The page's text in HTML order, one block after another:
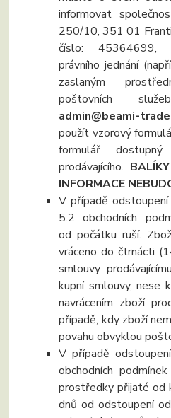
informovat
250/10, 351 01
číslo: 45364699,
právního jednání
zaslaným
poštovních
admin@beami-
použít vzorový
formulář
prodávajícího.
INFORMACE
V případě
5.2 obchodních
od počátku ruší.
vráceno do čtrnácti
smlouvy
kupní smlouvy, nese
navrácením zboží
případě, kdy zboží
povahu obvyklou
V případě
obchodních
prostředky přijaté od
dnů od odstoupení